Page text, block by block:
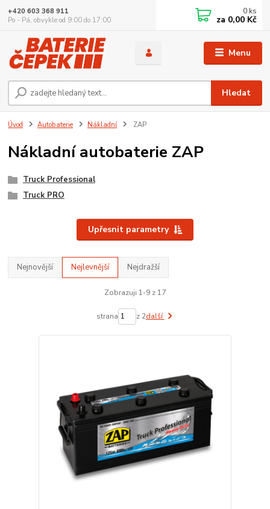
Menu
Hledat
+420 603 368 911
Po - Pá, obvykle od 9:00 do 17:00
0 ks
za 0,00 Kč
Úvod Autobaterie Nákladní ZAP
Nákladní autobaterie ZAP
Truck Professional
Truck PRO
Upřesnit parametry
Nejnovější Nejlevnější Nejdražší
Zobrazuji 1-9 z 17
strana z 2další